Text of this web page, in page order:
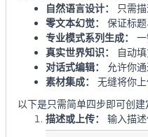
自然语言设计：
只需
零文本幻觉：
保证标
专业模式系列生成：
真实世界知识：
自动
对话式编辑：
允许你
素材集成：
无缝将你
以下是只需简单四步即可创建
描述或上传：
输入描